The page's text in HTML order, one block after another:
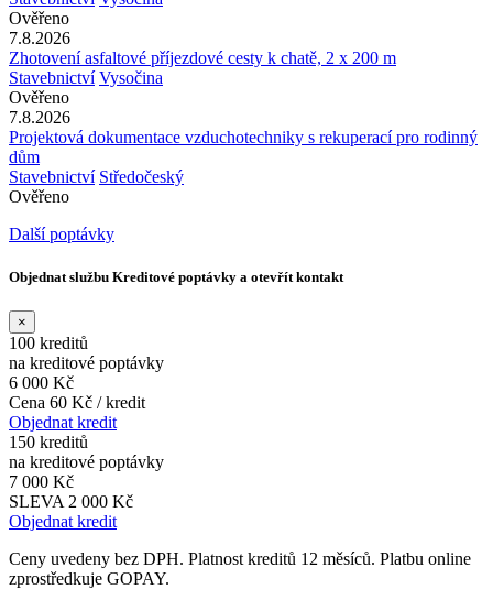
Ověřeno
7.8.2026
Zhotovení asfaltové příjezdové cesty k chatě, 2 x 200 m
Stavebnictví Vysočina
Ověřeno
7.8.2026
Projektová dokumentace vzduchotechniky s rekuperací pro rodinný
dům
Stavebnictví Středočeský
Ověřeno
Další poptávky
Objednat službu Kreditové poptávky a otevřít kontakt
×
100 kreditů
na kreditové poptávky
6 000 Kč
Cena 60 Kč / kredit
Objednat kredit
150 kreditů
na kreditové poptávky
7 000 Kč
SLEVA 2 000 Kč
Objednat kredit
Ceny uvedeny bez DPH. Platnost kreditů 12 měsíců. Platbu online
zprostředkuje GOPAY.